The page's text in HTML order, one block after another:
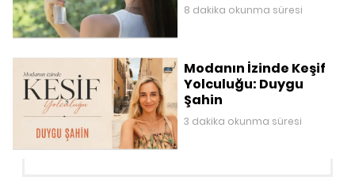
8 dakika okunma süresi
Modanın İzinde Keşif
Yolculuğu: Duygu
Şahin
3 dakika okunma süresi